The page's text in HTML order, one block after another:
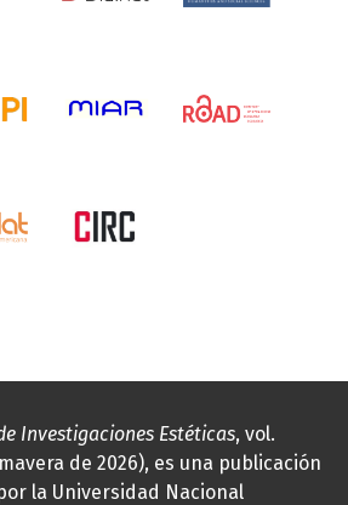
Investigaciones Estéticas, vol.
de 2026), es una publicación
la Universidad Nacional